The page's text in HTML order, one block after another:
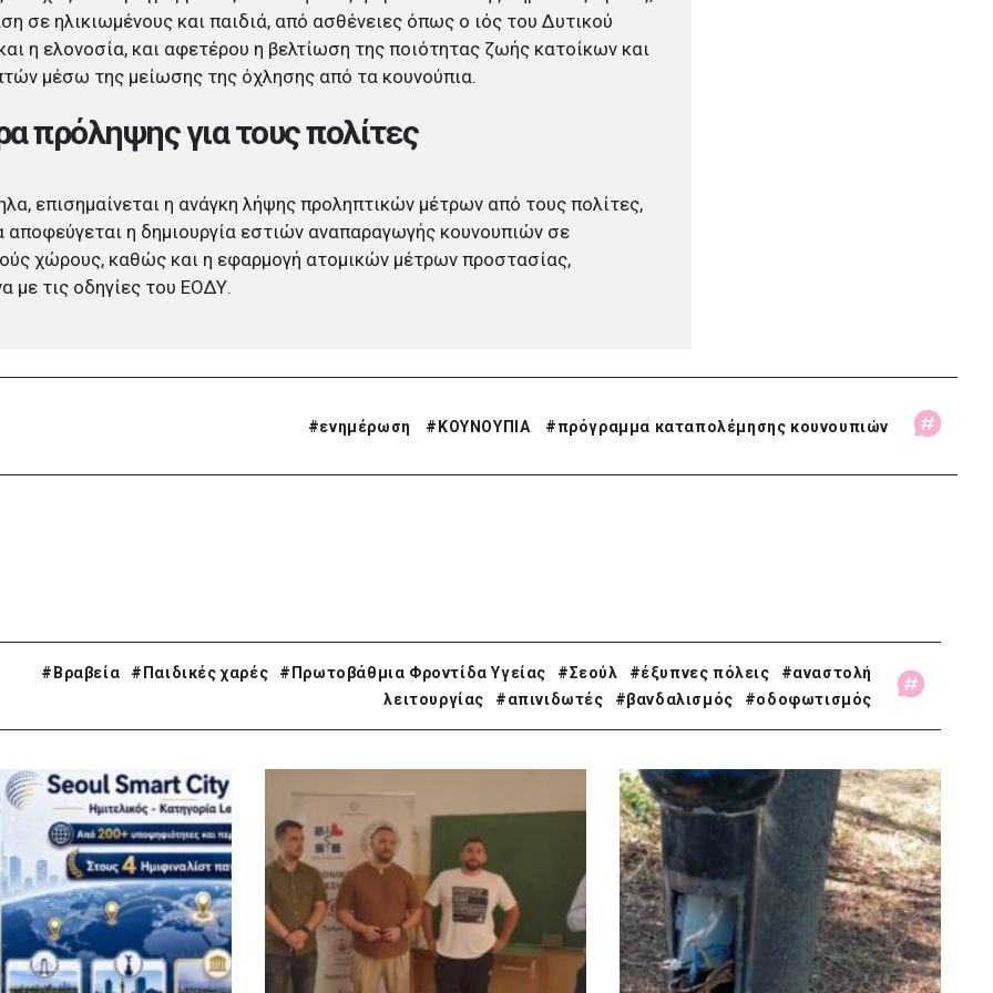
σε ηλικιωμένους και παιδιά, από ασθένειες όπως ο ιός του Δυτικού
η ελονοσία, και αφετέρου η βελτίωση της ποιότητας ζωής κατοίκων και
μέσω της μείωσης της όχλησης από τα κουνούπια.
πρόληψης για τους πολίτες
επισημαίνεται η ανάγκη λήψης προληπτικών μέτρων από τους πολίτες,
αποφεύγεται η δημιουργία εστιών αναπαραγωγής κουνουπιών σε
χώρους, καθώς και η εφαρμογή ατομικών μέτρων προστασίας,
με τις οδηγίες του ΕΟΔΥ.
#ενημέρωση #ΚΟΥΝΟΥΠΙΑ #πρόγραμμα καταπολέμησης κουνουπιών
#Βραβεία #Παιδικές χαρές #Πρωτοβάθμια Φροντίδα Υγείας #Σεούλ #έξυπνες πόλεις
#αναστολή
λειτουργίας
#απινιδωτές #βανδαλισμός #οδοφωτισμός